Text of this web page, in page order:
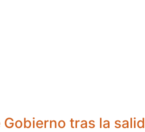
tras la